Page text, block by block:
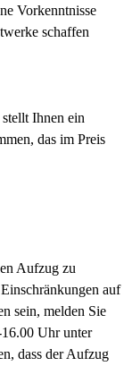
Vorkenntnisse
schaffen
Ihnen ein
das im Preis
Aufzug zu
auf
sein, melden Sie
Uhr unter
dass der Aufzug